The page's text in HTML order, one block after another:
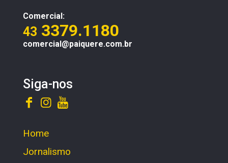
Comercial:
43 3379.1180
comercial@paiquere.com.br
Siga-nos
Home
Jornalismo